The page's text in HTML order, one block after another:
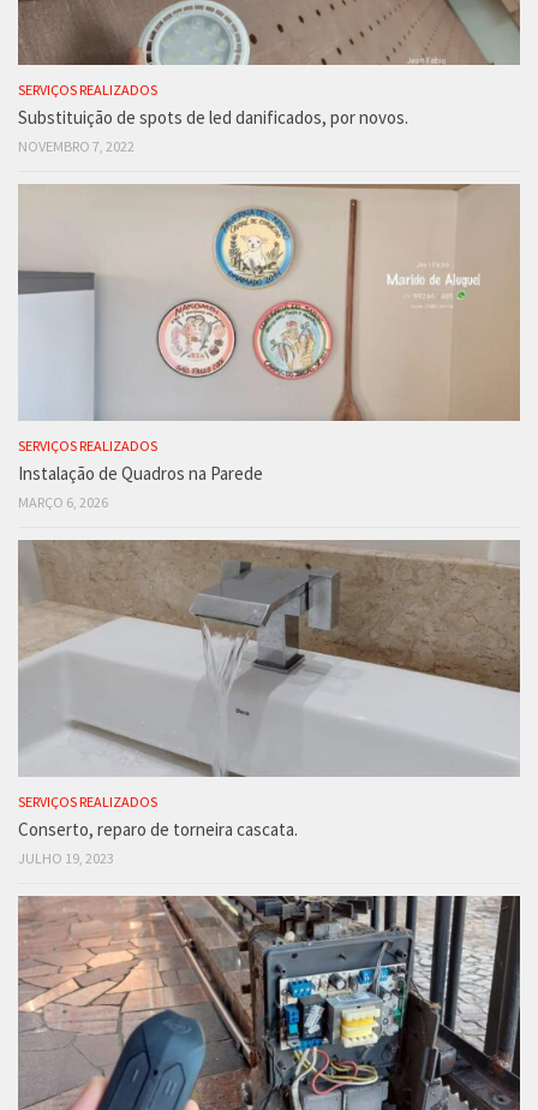
SERVIÇOS REALIZADOS
Substituição de spots de led danificados, por novos.
NOVEMBRO 7, 2022
SERVIÇOS REALIZADOS
Instalação de Quadros na Parede
MARÇO 6, 2026
SERVIÇOS REALIZADOS
Conserto, reparo de torneira cascata.
JULHO 19, 2023